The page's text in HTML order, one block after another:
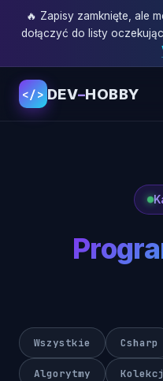
🔥 Zapisy zamknięte, ale
dołączyć do listy
</> DEV–HOBBY
Wszystkie Csharp
Algorytmy